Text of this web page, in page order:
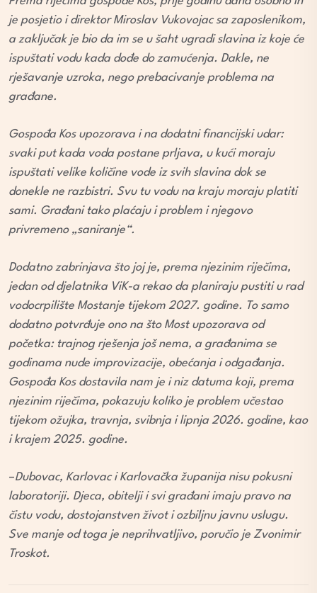
je posjetio i direktor Miroslav Vukovojac sa zaposlenikom,
a zaključak je bio da im se u šaht ugradi slavina iz koje će
ispuštati vodu kada dođe do zamućenja. Dakle, ne
rješavanje uzroka, nego prebacivanje problema na
građane.
Gospođa Kos upozorava i na dodatni financijski udar:
svaki put kada voda postane prljava, u kući moraju
ispuštati velike količine vode iz svih slavina dok se
donekle ne razbistri. Svu tu vodu na kraju moraju platiti
sami. Građani tako plaćaju i problem i njegovo
privremeno „saniranje“.
Dodatno zabrinjava što joj je, prema njezinim riječima,
jedan od djelatnika ViK-a rekao da planiraju pustiti u rad
vodocrpilište Mostanje tijekom 2027. godine. To samo
dodatno potvrđuje ono na što Most upozorava od
početka: trajnog rješenja još nema, a građanima se
godinama nude improvizacije, obećanja i odgađanja.
Gospođa Kos dostavila nam je i niz datuma koji, prema
njezinim riječima, pokazuju koliko je problem učestao
tijekom ožujka, travnja, svibnja i lipnja 2026. godine, kao
i krajem 2025. godine.
–Dubovac, Karlovac i Karlovačka županija nisu pokusni
laboratoriji. Djeca, obitelji i svi građani imaju pravo na
čistu vodu, dostojanstven život i ozbiljnu javnu uslugu.
Sve manje od toga je neprihvatljivo, poručio je Zvonimir
Troskot.